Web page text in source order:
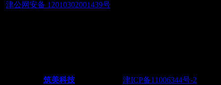
津公网安备 12010302001439号
筑美科技 津ICP备11006344号-2